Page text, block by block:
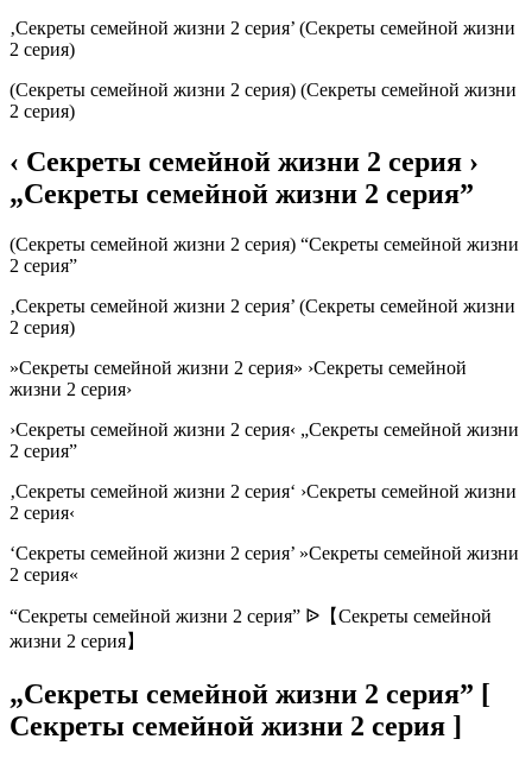
‚Секреты семейной жизни 2 серия’ (Секреты семейной жизни
2 серия)
(Секреты семейной жизни 2 серия) (Секреты семейной жизни
2 серия)
‹ Секреты семейной жизни 2 серия ›
„Секреты семейной жизни 2 серия”
(Секреты семейной жизни 2 серия) “Секреты семейной жизни
2 серия”
‚Секреты семейной жизни 2 серия’ (Секреты семейной жизни
2 серия)
»Секреты семейной жизни 2 серия» ›Секреты семейной
жизни 2 серия›
›Секреты семейной жизни 2 серия‹ „Секреты семейной жизни
2 серия”
‚Секреты семейной жизни 2 серия‘ ›Секреты семейной жизни
2 серия‹
‘Секреты семейной жизни 2 серия’ »Секреты семейной жизни
2 серия«
“Секреты семейной жизни 2 серия” ᐉ【Секреты семейной
жизни 2 серия】
„Секреты семейной жизни 2 серия” [
Секреты семейной жизни 2 серия ]